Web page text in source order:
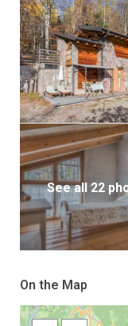
See all 22
On the Map